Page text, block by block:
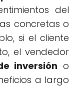
del
concretas o
si el cliente
el vendedor
inversión o
a largo